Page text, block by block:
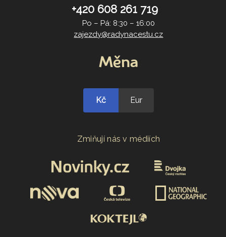
+420 608 261 719
Po – Pá: 8:30 – 16:00
zajezdy@radynacestu.cz
Měna
Kč Eur
Zmiňují nás v médiích